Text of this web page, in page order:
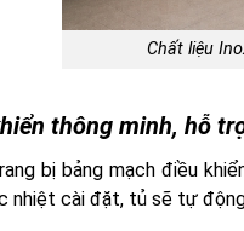
Chất liệu
thông minh, hỗ
bị bảng mạch điều
nhiệt cài đặt, tủ sẽ tự